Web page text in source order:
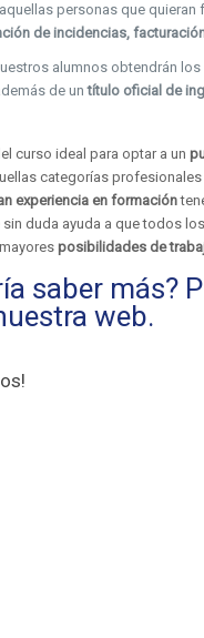
personas que quieran
de incidencias,
alumnos obtendrán
de un título oficial de
curso ideal para optar a un
categorías
experiencia en formación
duda ayuda a que todos
posibilidades de
saber más?
web.